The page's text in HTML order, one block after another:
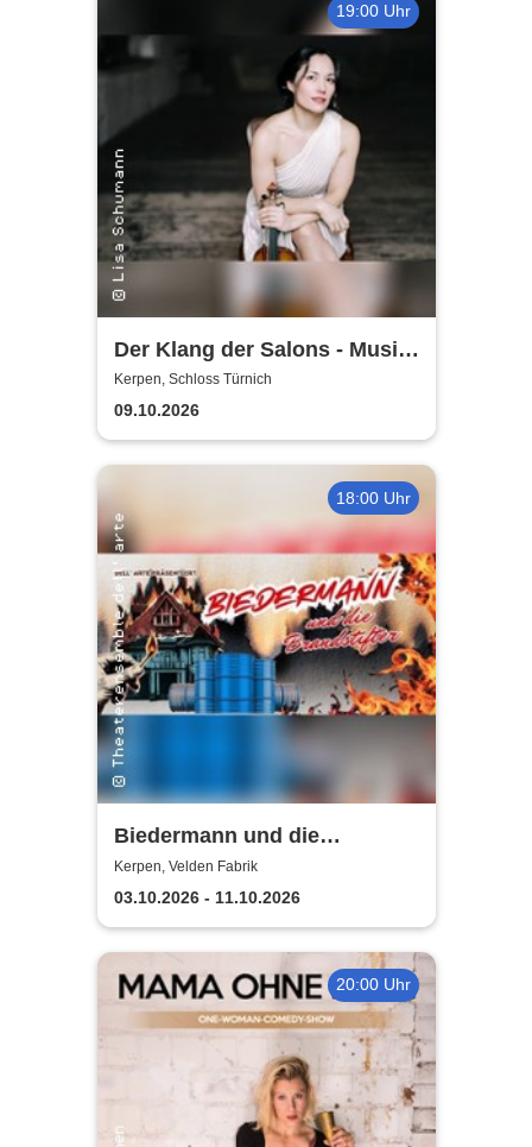
19:00 Uhr
Der Klang der Salons - Musik
und Gesellschaft bei Marcel
Proust
Kerpen, Schloss Türnich
09.10.2026
18:00 Uhr
Biedermann und die
Brandstifter -
Theaterensemble dell' arte
e.V.
Kerpen, Velden Fabrik
03.10.2026 - 11.10.2026
20:00 Uhr